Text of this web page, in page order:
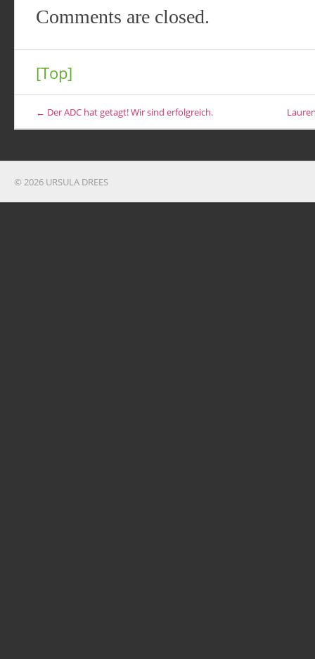
Comments are closed.
[Top]
← Der ADC hat getagt! Wir sind erfolgreich.
© 2026 URSULA DREES